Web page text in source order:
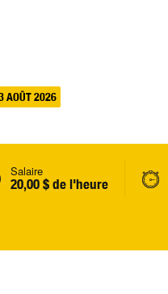
AOÛT 2026
Salaire
20,00 $ de l'heure